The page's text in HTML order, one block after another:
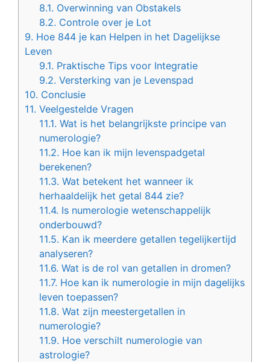
8.1. Overwinning van Obstakels
8.2. Controle over je Lot
9. Hoe 844 je kan Helpen in het Dagelijkse
Leven
9.1. Praktische Tips voor Integratie
9.2. Versterking van je Levenspad
10. Conclusie
11. Veelgestelde Vragen
11.1. Wat is het belangrijkste principe van
numerologie?
11.2. Hoe kan ik mijn levenspadgetal
berekenen?
11.3. Wat betekent het wanneer ik
herhaaldelijk het getal 844 zie?
11.4. Is numerologie wetenschappelijk
onderbouwd?
11.5. Kan ik meerdere getallen tegelijkertijd
analyseren?
11.6. Wat is de rol van getallen in dromen?
11.7. Hoe kan ik numerologie in mijn dagelijks
leven toepassen?
11.8. Wat zijn meestergetallen in
numerologie?
11.9. Hoe verschilt numerologie van
astrologie?